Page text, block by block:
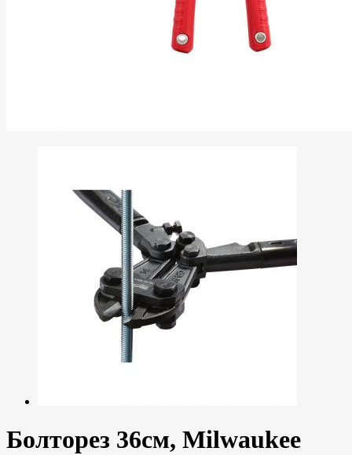
Болторез 36см, Milwaukee